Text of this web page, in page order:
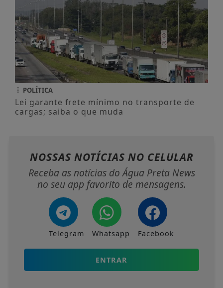
POLÍTICA
Lei garante frete mínimo no transporte de
cargas; saiba o que muda
NOSSAS NOTÍCIAS NO CELULAR
Receba as notícias do Água Preta News
no seu app favorito de mensagens.
Telegram Whatsapp Facebook
ENTRAR